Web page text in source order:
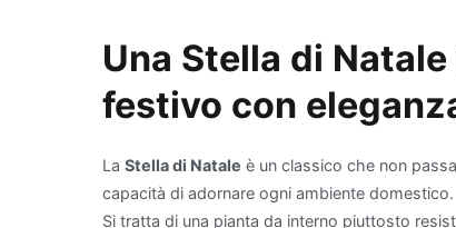
Una Stella di
festivo con
La Stella di Natale è un classico che non
capacità di adornare ogni ambiente domestico.
Si tratta di una pianta da interno piuttosto
per la sua
prodotti per la
produce fiori
alla sua
una delle
con il
sua capacità